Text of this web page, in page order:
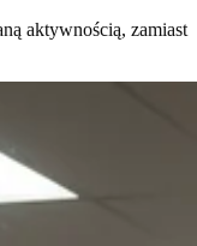
aktywnością, zamiast